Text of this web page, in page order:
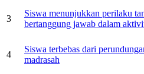
3
Siswa menunjukkan perilaku
bertanggung jawab dalam
4
Siswa terbebas dari
madrasah